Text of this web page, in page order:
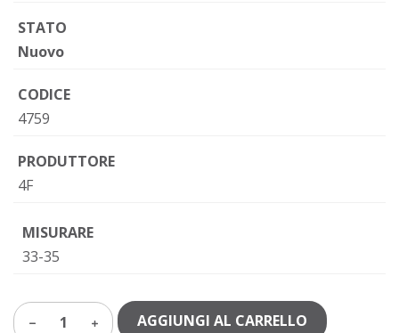
STATO
Nuovo
CODICE
4759
PRODUTTORE
4F
MISURARE
33-35
1 AGGIUNGI AL CARRELLO